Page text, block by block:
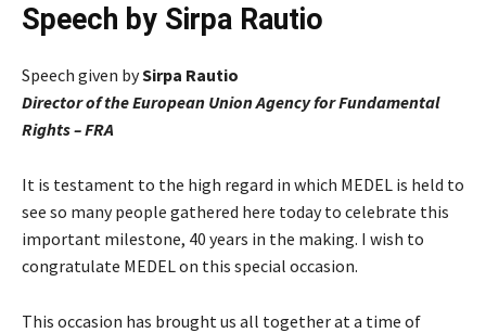
Speech by Sirpa Rautio
Speech given bySirpa Rautio
Director of the European Union Agency for Fundamental
Rights – FRA
It is testament to the high regard in which MEDEL is held to
see so many people gathered here today to celebrate this
important milestone, 40 years in the making. I wish to
congratulate MEDEL on this special occasion.
This occasion has brought us all together at a time of